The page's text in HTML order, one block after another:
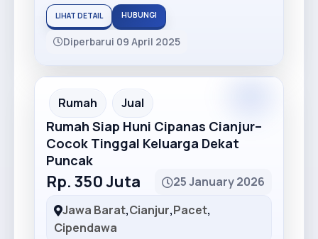
LIHAT DETAIL HUBUNGI
Diperbarui 09 April 2025
Recommended
Rumah Jual
Rumah Siap Huni Cipanas Cianjur–
Cocok Tinggal Keluarga Dekat
Puncak
Rp. 350 Juta
25 January 2026
Jawa Barat,Cianjur,Pacet,
Cipendawa